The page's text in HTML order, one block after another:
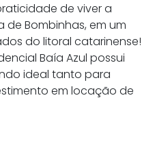
de viver a
de Bombinhas, em um
do litoral catarinense!
Baía Azul possui
ideal tanto para
em locação de